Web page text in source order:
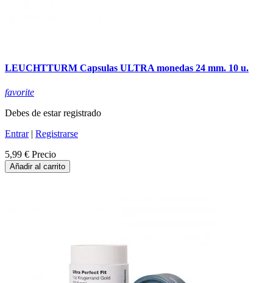
LEUCHTTURM Capsulas ULTRA monedas 24 mm. 10 u.
favorite
Debes de estar registrado
Entrar| Registrarse
5,99 € Precio
Añadir al carrito